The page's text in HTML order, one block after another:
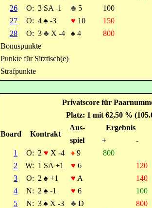
26
O: 3 SA -1 ♣ 5
100
27
O: 4 ♠ -3 ♥ 10
150
28
O: 3 ♣ X -4 ♠ 4
800
Bonuspunkte
Punkte für Sitztisch(e)
Strafpunkte
Privatscore für
Platz: 1 mit 62,50 %
Board Kontrakt
Aus-
Ergebnis
spiel
+
-
1
O: 2 ♥ X -4 ♦ 9
800
2
W: 1 SA +1 ♥ 6
120
3
O: 2 ♠ +1 ♥ A
140
4
N: 2 ♠ -1 ♥ 6
100
5
N: 3 ♠ X -3 ♣ D
800